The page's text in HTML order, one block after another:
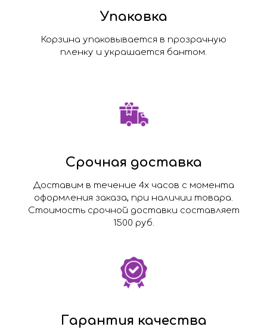
Упаковка
Корзина упаковывается в прозрачную
пленку и украшается бантом.
Срочная доставка
Доставим в течение 4х часов с момента
оформления заказа, при наличии товара.
Стоимость срочной доставки составляет
1500 руб.
Гарантия качества